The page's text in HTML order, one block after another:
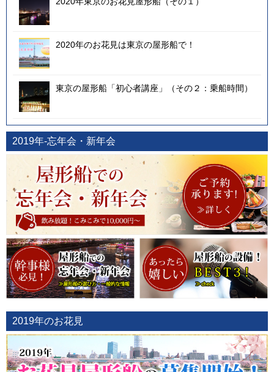
2020年のお花見は東京の屋形船で！
東京の屋形船「初心者講座」（その２：乗船時間）
2019年-忘年会・新年会
2019年のお花見